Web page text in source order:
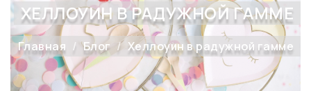
ХЕЛЛОУИН В РАДУЖНОЙ ГАММЕ
Главная Блог Хеллоуин в радужной гамме